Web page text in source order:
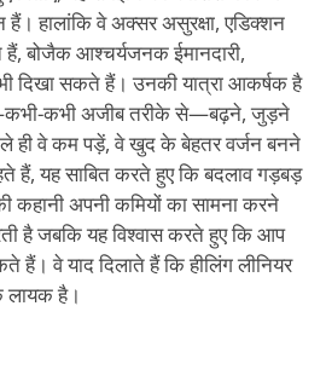
हालांकि वे अक्सर असुरक्षा, एडिक्शन
बोजैक आश्चर्यजनक ईमानदारी,
दिखा सकते हैं। उनकी यात्रा आकर्षक है
कभी अजीब तरीके से—बढ़ने, जुड़ने
ही वे कम पड़ें, वे खुद के बेहतर वर्जन बनने
हैं, यह साबित करते हुए कि बदलाव गड़बड़
अपनी कमियों का सामना करने
है जबकि यह विश्वास करते हुए कि आप
वे याद दिलाते हैं कि हीलिंग लीनियर
लायक है।